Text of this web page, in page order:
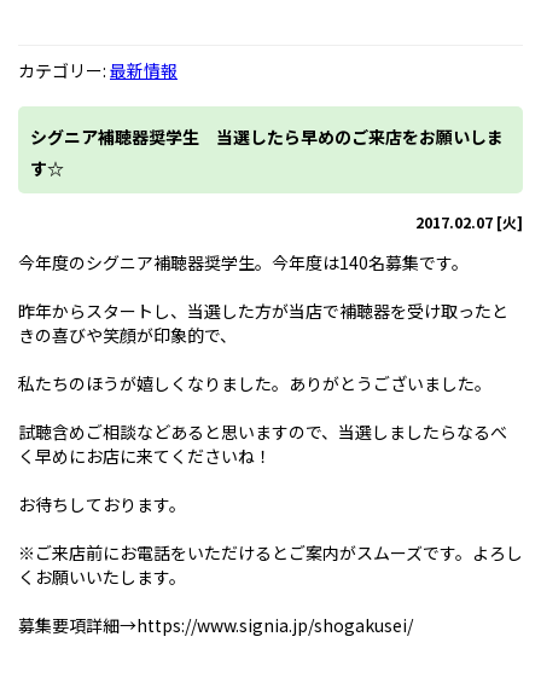
カテゴリー: 最新情報
シグニア補聴器奨学生 当選したら早めのご来店をお願いしま
す☆
2017.02.07 [火]
今年度のシグニア補聴器奨学生。今年度は140名募集です。
昨年からスタートし、当選した方が当店で補聴器を受け取ったと
きの喜びや笑顔が印象的で、
私たちのほうが嬉しくなりました。ありがとうございました。
試聴含めご相談などあると思いますので、当選しましたらなるべ
く早めにお店に来てくださいね！
お待ちしております。
※ご来店前にお電話をいただけるとご案内がスムーズです。よろし
くお願いいたします。
募集要項詳細→https://www.signia.jp/shogakusei/